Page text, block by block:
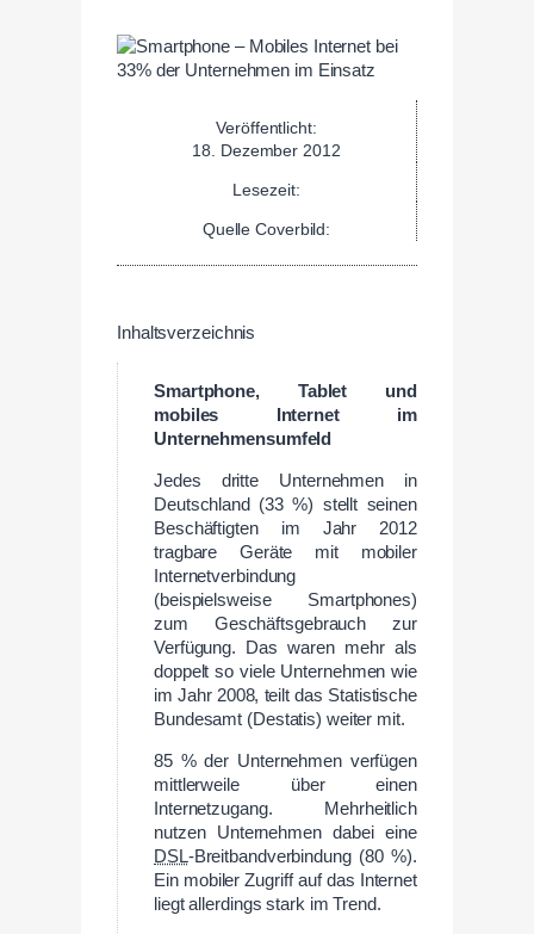
Veröffentlicht:
18. Dezember 2012
Lesezeit:
Quelle Coverbild:
Inhaltsverzeichnis
Smartphone, Tablet und
mobiles Internet im
Unternehmensumfeld
Jedes dritte Unternehmen in
Deutschland (33 %) stellt seinen
Beschäftigten im Jahr 2012
tragbare Geräte mit mobiler
Internetverbindung
(beispielsweise Smartphones)
zum Geschäftsgebrauch zur
Verfügung. Das waren mehr als
doppelt so viele Unternehmen wie
im Jahr 2008, teilt das Statistische
Bundesamt (Destatis) weiter mit.
85 % der Unternehmen verfügen
mittlerweile über einen
Internetzugang. Mehrheitlich
nutzen Unternehmen dabei eine
DSL-Breitbandverbindung (80 %).
Ein mobiler Zugriff auf das Internet
liegt allerdings stark im Trend.